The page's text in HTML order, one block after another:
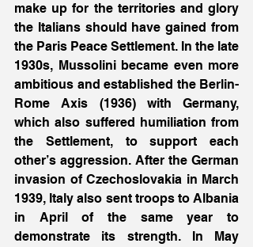
make up for the territories and glory
the Italians should have gained from
the Paris Peace Settlement. In the late
1930s, Mussolini became even more
ambitious and established the Berlin-
Rome Axis (1936) with Germany,
which also suffered humiliation from
the Settlement, to support each
other’s aggression. After the German
invasion of Czechoslovakia in March
1939, Italy also sent troops to Albania
in April of the same year to
demonstrate its strength. In May